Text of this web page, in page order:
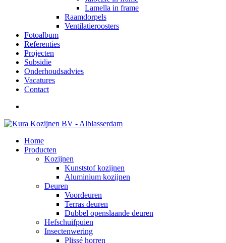
Lamella in frame
Raamdorpels
Ventilatieroosters
Fotoalbum
Referenties
Projecten
Subsidie
Onderhoudsadvies
Vacatures
Contact
Home
Producten
Kozijnen
Kunststof kozijnen
Aluminium kozijnen
Deuren
Voordeuren
Terras deuren
Dubbel openslaande deuren
Hefschuifpuien
Insectenwering
Plissé horren